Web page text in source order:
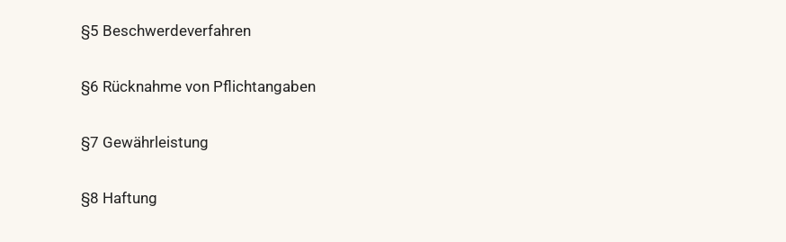
§5 Beschwerdeverfahren
§6 Rücknahme von Pflichtangaben
§7 Gewährleistung
§8 Haftung